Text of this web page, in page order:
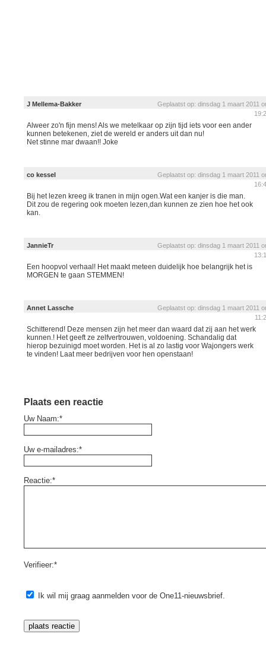
J Mellema-Bakker
Geplaatst op: dinsdag 1 maart 2011
Alweer zo'n fijn mens! Als we metelkaar op zijn tijd iets voor een ander
kunnen betekenen, ziet de wereld er anders uit dan nu!
Net stinne mar dwaan!! Joke
co kessel
Geplaatst op: dinsdag 1 maart 2011
Bij het lezen kreeg ik tranen in mijn ogen.Wat een kanjer is die man.
Dit zou de regering ook moeten lezen,dan kunnen ze zien hoe het ook
kan.
JannieTr
Geplaatst op: dinsdag 1 maart 2011
Een hoopvol verhaal! Het maakt meteen duidelijk hoe belangrijk het is
MORGEN te gaan STEMMEN!
Annet Lassche
Geplaatst op: dinsdag 1 maart 2011
Schitterend! Deze mensen zijn het meer dan waard dat zij aan het werk
kunnen.! Het geeft ze zelfvertrouwen, voldoening. Schandalig dat
hierop bezuinigd moet worden. Het is al zo lastig voor Wajongers werk
te vinden! Laat meer bedrijven voor hen openstaan!
Plaats een reactie
Uw Naam:*
Uw e-mailadres:*
Reactie:*
Verifieer:*
Ik wil mij graag aanmelden voor de One11-nieuwsbrief.